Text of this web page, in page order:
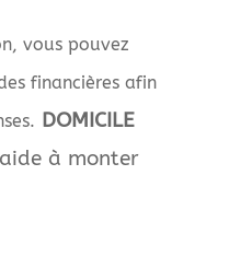
vous pouvez
financières afin
DOMICILE
à monter